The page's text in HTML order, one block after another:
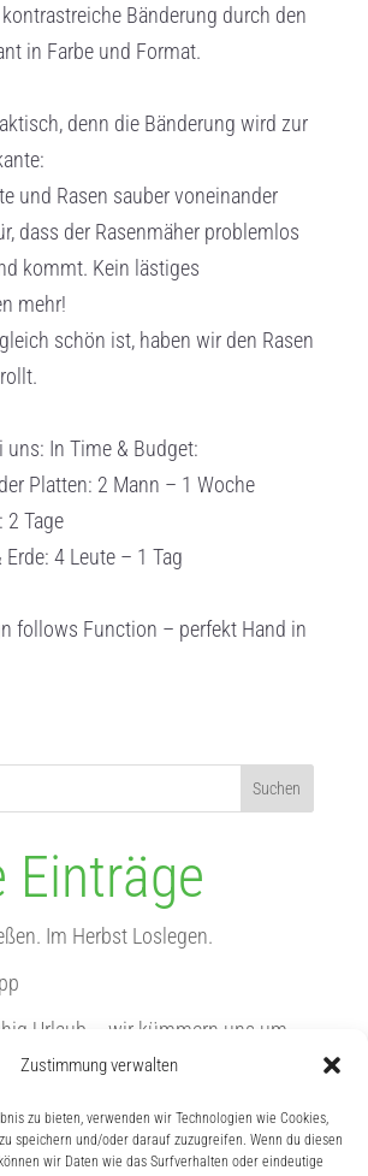
Zustimmung verwalten
zu bieten, verwenden wir Technologien wie Cookies,
speichern und/oder darauf zuzugreifen. Wenn du diesen
wir Daten wie das Surfverhalten oder eindeutige
Bänderung durch den
in Farbe und Format.
denn die Bänderung wird zur
und Rasen sauber voneinander
dass der Rasenmäher problemlos
kommt. Kein lästiges
mehr!
schön ist, haben wir den Rasen
uns: In Time & Budget:
Platten: 2 Mann – 1 Woche
Tage
4 Leute – 1 Tag
follows Function – perfekt Hand in
Suchen
Einträge
Im Herbst Loslegen.
Urlaub – wir kümmern uns um
März bis Mai